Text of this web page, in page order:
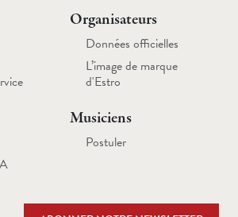
Organisateurs
Données officielles
L’image de marque
d'Estro
Musiciens
Postuler